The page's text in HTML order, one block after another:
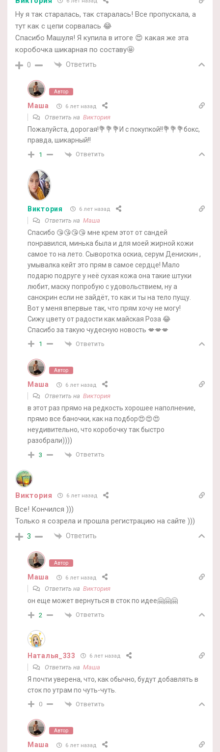
Ну я так старалась, так старалась! Все пропускала, а
тут как с цепи сорвалась 😂
Спасибо Машуля! Я купила в итоге 😍 какая же эта
коробочка шикарная по составу🤩
0 Ответить
Автор
Маша 6 лет назад
Ответить на Виктория
Пожалуйста, дорогая!💐💐💐И с покупкой!!💐💐💐бокс,
правда, шикарный!!
1 Ответить
Виктория 6 лет назад
Ответить на Маша
Спасибо 😘😘😘😘 мне крем этот от сандей
понравился, минька была и для моей жирной кожи
самое то на лето. Сыворотка оскиа, серум Денискин ,
умывалка кейт это прям в самое сердце! Мало
подарю подруге у неё сухая кожа она такие штуки
любит, маску попробую с удовольствием, ну а
санскрин если не зайдёт, то как и ты на тело пущу.
Вот у меня впервые так, что прям хочу не могу!
Сижу цвету от радости как майская Роза 😂
Спасибо за такую чудесную новость 💋💋💋
1 Ответить
Автор
Маша 6 лет назад
Ответить на Виктория
в этот раз прямо на редкость хорошее наполнение,
прямо все баночки, как на подбор😍😍😍
неудивительно, что коробочку так быстро
разобрали))))
3 Ответить
Виктория 6 лет назад
Все! Кончился )))
Только я созрела и прошла регистрацию на сайте )))
3 Ответить
Автор
Маша 6 лет назад
Ответить на Виктория
он еще может вернуться в сток по идее🤗🤗🤗
2 Ответить
Наталья_333 6 лет назад
Ответить на Маша
Я почти уверена, что, как обычно, будут добавлять в
сток по утрам по чуть-чуть.
0 Ответить
Автор
Маша 6 лет назад